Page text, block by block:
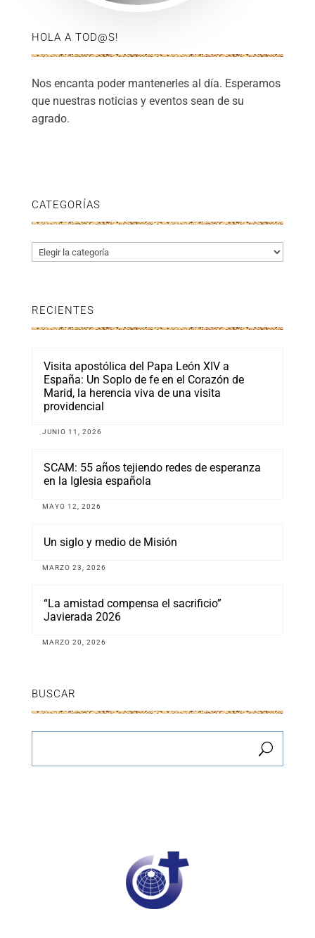
HOLA A TOD@S!
Nos encanta poder mantenerles al día. Esperamos
que nuestras noticias y eventos sean de su
agrado.
CATEGORÍAS
Categorías
RECIENTES
Visita apostólica del Papa León XIV a
España: Un Soplo de fe en el Corazón de
Marid, la herencia viva de una visita
providencial
JUNIO 11, 2026
SCAM: 55 años tejiendo redes de esperanza
en la Iglesia española
MAYO 12, 2026
Un siglo y medio de Misión
MARZO 23, 2026
“La amistad compensa el sacrificio”
Javierada 2026
MARZO 20, 2026
BUSCAR